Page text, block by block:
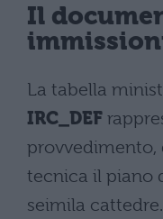
Il
La tabella
IRC_DEF
provvedimento,
tecnica il piano
seimila